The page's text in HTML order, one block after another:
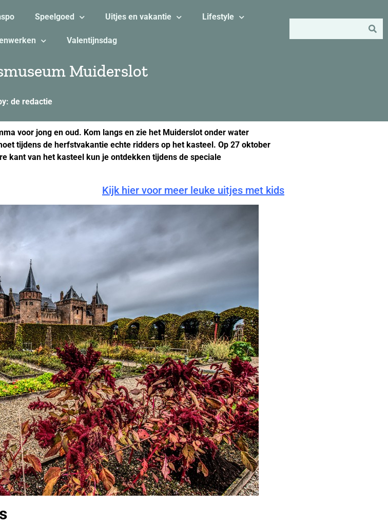
Speelgoed Uitjes en vakantie Lifestyle
Valentijnsdag
Muiderslot
de redactie
voor jong en oud. Kom langs en zie het Muiderslot onder water
tijdens de herfstvakantie echte ridders op het kasteel. Op 27 oktober
kant van het kasteel kun je ontdekken tijdens de speciale
Kijk hier voor meer leuke uitjes met kids